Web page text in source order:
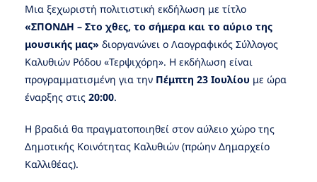
Μια ξεχωριστή πολιτιστική εκδήλωση με τίτλο
«ΣΠΟΝΔΗ – Στο χθες, το σήμερα και το αύριο της
μουσικής μας» διοργανώνει ο Λαογραφικός Σύλλογος
Καλυθιών Ρόδου «Τερψιχόρη». Η εκδήλωση είναι
προγραμματισμένη για την Πέμπτη 23 Ιουλίου με ώρα
έναρξης στις 20:00.
Η βραδιά θα πραγματοποιηθεί στον αύλειο χώρο της
Δημοτικής Κοινότητας Καλυθιών (πρώην Δημαρχείο
Καλλιθέας).